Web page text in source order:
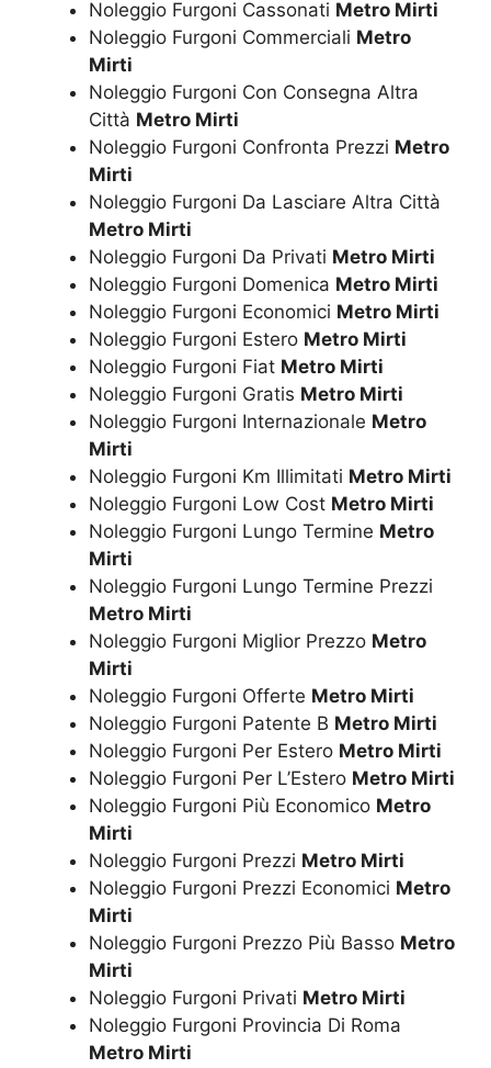
Noleggio Furgoni Cassonati Metro Mirti
Noleggio Furgoni Commerciali Metro
Mirti
Noleggio Furgoni Con Consegna Altra
Città Metro Mirti
Noleggio Furgoni Confronta Prezzi Metro
Mirti
Noleggio Furgoni Da Lasciare Altra Città
Metro Mirti
Noleggio Furgoni Da Privati Metro Mirti
Noleggio Furgoni Domenica Metro Mirti
Noleggio Furgoni Economici Metro Mirti
Noleggio Furgoni Estero Metro Mirti
Noleggio Furgoni Fiat Metro Mirti
Noleggio Furgoni Gratis Metro Mirti
Noleggio Furgoni Internazionale Metro
Mirti
Noleggio Furgoni Km Illimitati Metro Mirti
Noleggio Furgoni Low Cost Metro Mirti
Noleggio Furgoni Lungo Termine Metro
Mirti
Noleggio Furgoni Lungo Termine Prezzi
Metro Mirti
Noleggio Furgoni Miglior Prezzo Metro
Mirti
Noleggio Furgoni Offerte Metro Mirti
Noleggio Furgoni Patente B Metro Mirti
Noleggio Furgoni Per Estero Metro Mirti
Noleggio Furgoni Per L’Estero Metro Mirti
Noleggio Furgoni Più Economico Metro
Mirti
Noleggio Furgoni Prezzi Metro Mirti
Noleggio Furgoni Prezzi Economici Metro
Mirti
Noleggio Furgoni Prezzo Più Basso Metro
Mirti
Noleggio Furgoni Privati Metro Mirti
Noleggio Furgoni Provincia Di Roma
Metro Mirti